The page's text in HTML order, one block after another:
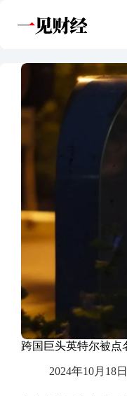
跨国巨头英特尔被点
2024年10月18日